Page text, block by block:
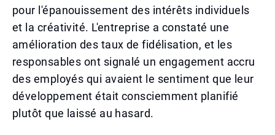
pour l'épanouissement des intérêts individuels
et la créativité. L'entreprise a constaté une
amélioration des taux de fidélisation, et les
responsables ont signalé un engagement accru
des employés qui avaient le sentiment que leur
développement était consciemment planifié
plutôt que laissé au hasard.